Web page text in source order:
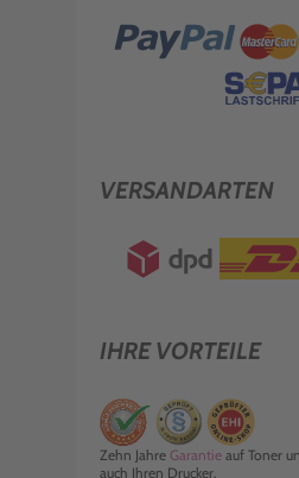
VERSANDARTEN
IHRE VORTEILE
Zehn Jahre Garantie auf Toner
auch Ihren Drucker.